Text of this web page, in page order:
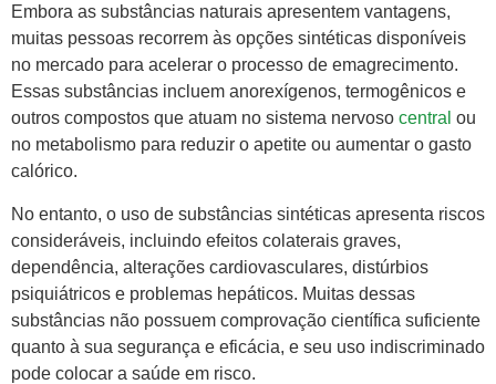
Embora as substâncias naturais apresentem vantagens,
muitas pessoas recorrem às opções sintéticas disponíveis
no mercado para acelerar o processo de emagrecimento.
Essas substâncias incluem anorexígenos, termogênicos e
outros compostos que atuam no sistema nervoso central ou
no metabolismo para reduzir o apetite ou aumentar o gasto
calórico.
No entanto, o uso de substâncias sintéticas apresenta riscos
consideráveis, incluindo efeitos colaterais graves,
dependência, alterações cardiovasculares, distúrbios
psiquiátricos e problemas hepáticos. Muitas dessas
substâncias não possuem comprovação científica suficiente
quanto à sua segurança e eficácia, e seu uso indiscriminado
pode colocar a saúde em risco.